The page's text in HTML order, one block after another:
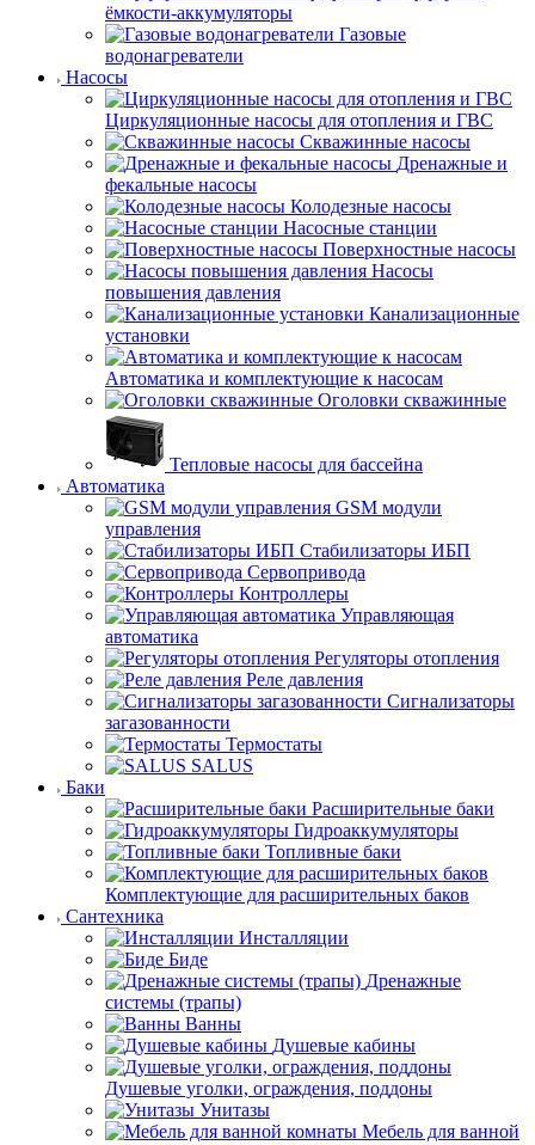
ёмкости-аккумуляторы
Газовые
водонагреватели
Насосы
Циркуляционные насосы для отопления и ГВС
Скважинные насосы
Дренажные и
фекальные насосы
Колодезные насосы
Насосные станции
Поверхностные насосы
Насосы
повышения давления
Канализационные
установки
Автоматика и комплектующие к насосам
Оголовки скважинные
Тепловые насосы для бассейна
Автоматика
GSM модули
управления
Стабилизаторы ИБП
Сервопривода
Контроллеры
Управляющая
автоматика
Регуляторы отопления
Реле давления
Сигнализаторы
загазованности
Термостаты
SALUS
Баки
Расширительные баки
Гидроаккумуляторы
Топливные баки
Комплектующие для расширительных баков
Сантехника
Инсталляции
Биде
Дренажные
системы (трапы)
Ванны
Душевые кабины
Душевые уголки, ограждения, поддоны
Унитазы
Мебель для ванной